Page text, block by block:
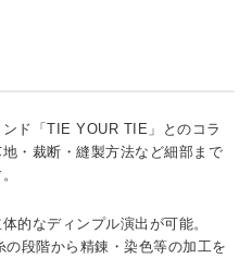
ド「TIE YOUR TIE」とのコラ
・裁断・縫製方法など細部まで
的なディンプル演出が可能。
の段階から精錬・染色等の加工を